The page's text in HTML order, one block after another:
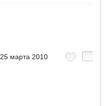
25 марта 2010